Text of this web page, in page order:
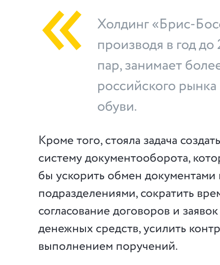
Холдинг «Брис-
производя в год
пар, занимает
российского
обуви.
Кроме того, стояла задача
систему документооборота,
бы ускорить обмен
подразделениями, сократить
согласование договоров и
денежных средств, усилить
выполнением поручений.